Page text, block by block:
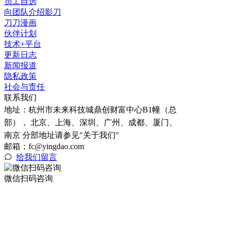
向团队介绍影刀
刀刀漫画
伙伴计划
技术+平台
更新日志
新闻报道
隐私政策
社会与责任
联系我们
地址： 杭州市未来科技城鼎创财富中心B1幢（总
部）， 北京、上海、深圳、广州、成都、厦门、
南京 分部地址请参见"关于我们"
邮箱：fc@yingdao.com
给我们留言
微信扫码咨询